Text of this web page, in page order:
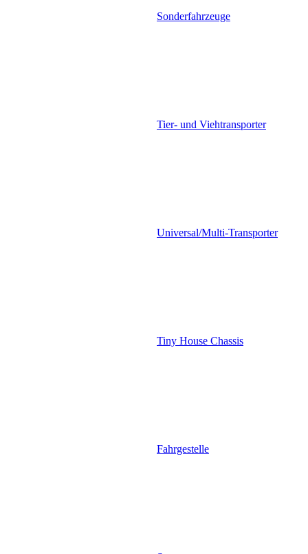
Sonderfahrzeuge
Tier- und Viehtransporter
Universal/Multi-Transporter
Tiny House Chassis
Fahrgestelle